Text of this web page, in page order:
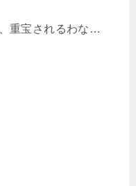
重宝されるわな…